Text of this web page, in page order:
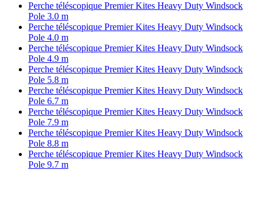
Perche téléscopique Premier Kites Heavy Duty Windsock
Pole 3.0 m
Perche téléscopique Premier Kites Heavy Duty Windsock
Pole 4.0 m
Perche téléscopique Premier Kites Heavy Duty Windsock
Pole 4.9 m
Perche téléscopique Premier Kites Heavy Duty Windsock
Pole 5.8 m
Perche téléscopique Premier Kites Heavy Duty Windsock
Pole 6.7 m
Perche téléscopique Premier Kites Heavy Duty Windsock
Pole 7.9 m
Perche téléscopique Premier Kites Heavy Duty Windsock
Pole 8.8 m
Perche téléscopique Premier Kites Heavy Duty Windsock
Pole 9.7 m